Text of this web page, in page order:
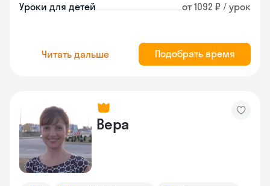
Уроки для детей от 1092 ₽ / урок
Читать дальше Подобрать время
Вера